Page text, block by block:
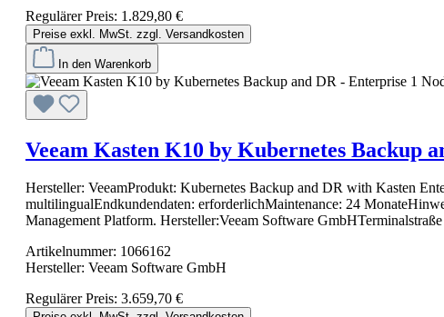
Regulärer Preis: 1.829,80 €
Preise exkl. MwSt. zzgl. Versandkosten
In den Warenkorb
Veeam Kasten K10 by Kubernetes Backup
Hersteller: VeeamProdukt: Kubernetes Backup and DR with Kasten
multilingualEndkundendaten: erforderlichMaintenance: 24
Management Platform. Hersteller:Veeam Software
Artikelnummer: 1066162
Hersteller: Veeam Software GmbH
Regulärer Preis: 3.659,70 €